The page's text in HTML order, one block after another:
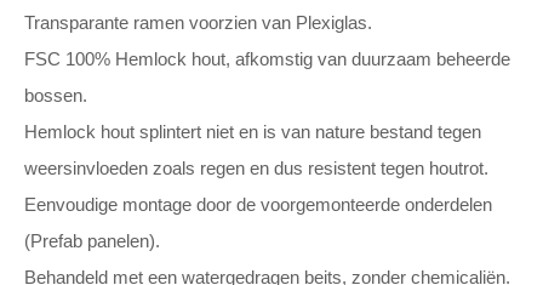
Transparante ramen voorzien van Plexiglas.
FSC 100% Hemlock hout, afkomstig van duurzaam beheerde
bossen.
Hemlock hout splintert niet en is van nature bestand tegen
weersinvloeden zoals regen en dus resistent tegen houtrot.
Eenvoudige montage door de voorgemonteerde onderdelen
(Prefab panelen).
Behandeld met een watergedragen beits, zonder chemicaliën.